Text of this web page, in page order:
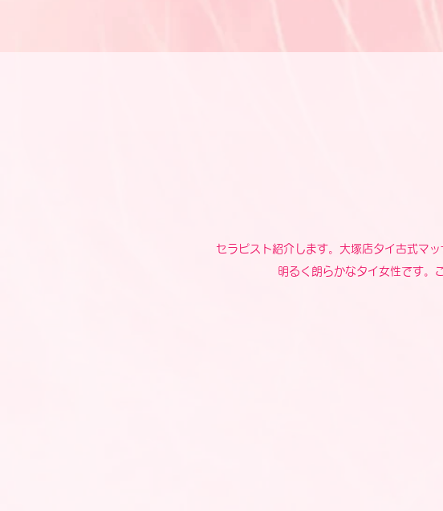
セラピスト紹介します。大塚店タイ古式マ
明るく朗らかなタイ女性です。